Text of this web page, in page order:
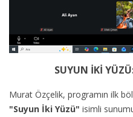
SUYUN İKİ
Murat Özçelik, programın ilk
"Suyun İki Yüzü" isimli